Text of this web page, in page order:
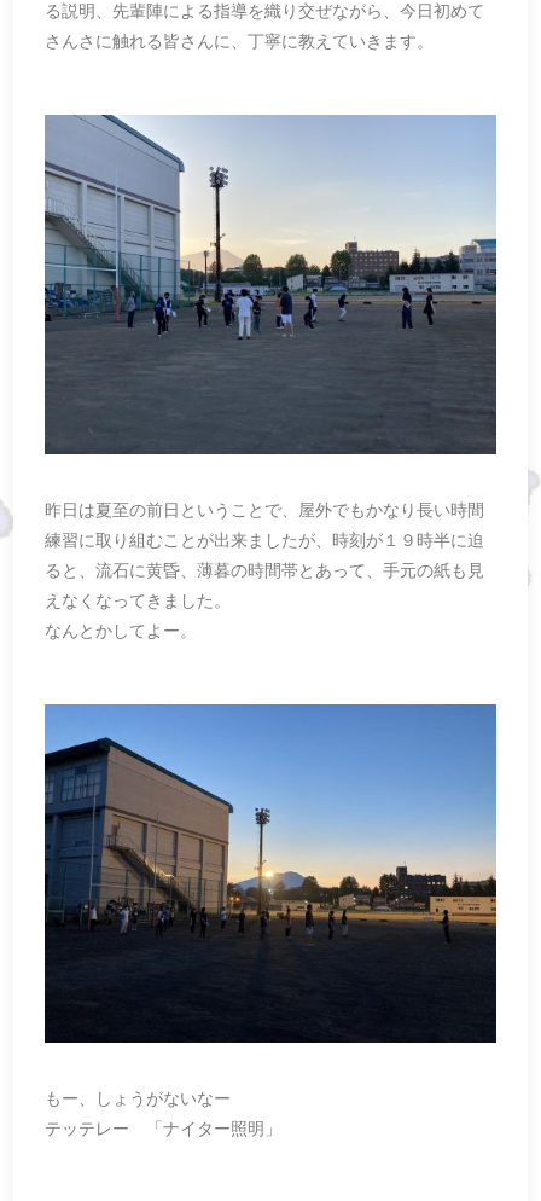
る説明、先輩陣による指導を織り交ぜながら、今日初めて
さんさに触れる皆さんに、丁寧に教えていきます。
昨日は夏至の前日ということで、屋外でもかなり長い時間
練習に取り組むことが出来ましたが、時刻が１９時半に迫
ると、流石に黄昏、薄暮の時間帯とあって、手元の紙も見
えなくなってきました。
なんとかしてよー。
もー、しょうがないなー
テッテレー 「ナイター照明」